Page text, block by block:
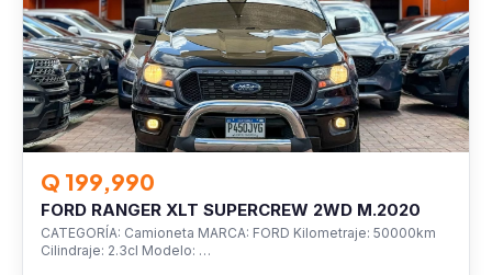
Q 199,990
FORD RANGER XLT SUPERCREW 2WD M.2020
CATEGORÍA: Camioneta MARCA: FORD Kilometraje: 50000km
Cilindraje: 2.3cl Modelo: …